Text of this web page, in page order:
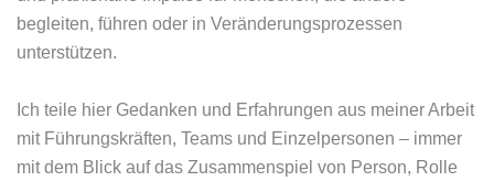
begleiten, führen oder in Veränderungsprozessen
unterstützen.
Ich teile hier Gedanken und Erfahrungen aus meiner Arbeit
mit Führungskräften, Teams und Einzelpersonen – immer
mit dem Blick auf das Zusammenspiel von Person, Rolle